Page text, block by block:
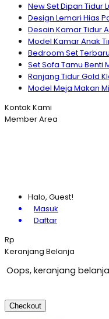
New Set Dipan Tidur
Design Lemari Hias
Desain Kamar Tidur
Model Kamar Anak
Bedroom Set
Set Sofa Tamu Benti
Ranjang Tidur Gold
Model Meja Makan
Kontak Kami
Member Area
Halo, Guest!
Masuk
Daftar
Rp
Keranjang Belanja
Oops, keranjang
Checkout